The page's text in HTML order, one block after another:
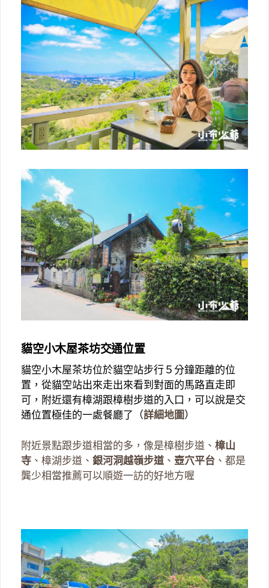
貓空小木屋茶坊交通位置
貓空小木屋茶坊位於貓空站步行５分鐘距離的位
置，從貓空站出來走出來看到對面的馬路直走即
可，附近還有樟湖跟樟樹步道的入口，可以說是交
通位置極佳的一處餐廳了（詳細地圖）
附近景點跟步道相當的多，像是樟樹步道、 樟山
寺 、樟湖步道、 銀河洞越嶺步道 、 壺穴平台 、都是
龔少相當推薦可以順遊一訪的好地方喔